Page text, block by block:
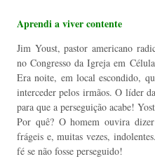
Aprendi a viver contente
Jim Youst, pastor americano
no Congresso da Igreja em
Era noite, em local escondido,
interceder pelos irmãos. O líder
para que a perseguição acabe!
Por quê? O homem ouvira
frágeis e, muitas vezes,
fé se não fosse perseguido!